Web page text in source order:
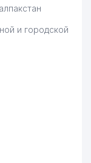
и городской